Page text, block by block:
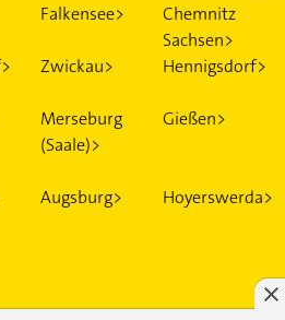
Falkensee>
Chemnitz
Sachsen>
Zwickau> Hennigsdorf>
Merseburg
(Saale)>
Gießen>
Augsburg> Hoyerswerda>